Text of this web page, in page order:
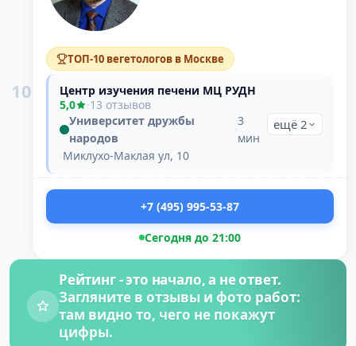
10
ТОП-10 вегетологов в Москве
Центр изучения печени МЦ РУДН
5,0
·13 отзывов
Университет дружбы
народов
·
3
мин
·Миклухо-Маклая ул, 10
ещё 2
+7 (495) 995-53-87
Сегодня до 21:00
Рейтинг - это начало, а не ответ.
Загляните в отзывы и фото работ:
там видно то, чего не покажут
цифры.